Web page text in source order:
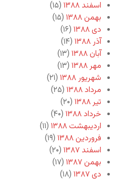
اسفند ۱۳۸۸
(۱۵)
بهمن ۱۳۸۸
(۱۵)
دی ۱۳۸۸
(۱۶)
آذر ۱۳۸۸
(۱۴)
آبان ۱۳۸۸
(۱۳)
مهر ۱۳۸۸
(۱۳)
شهریور ۱۳۸۸
(۲۱)
مرداد ۱۳۸۸
(۲۵)
تیر ۱۳۸۸
(۲۰)
خرداد ۱۳۸۸
(۴۰)
اردیبهشت ۱۳۸۸
(۱۱)
فروردین ۱۳۸۸
(۱۹)
اسفند ۱۳۸۷
(۲۰)
بهمن ۱۳۸۷
(۱۷)
دی ۱۳۸۷
(۱۸)